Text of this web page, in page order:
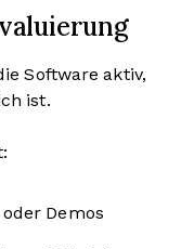
Software aktiv,
ist.
Demos